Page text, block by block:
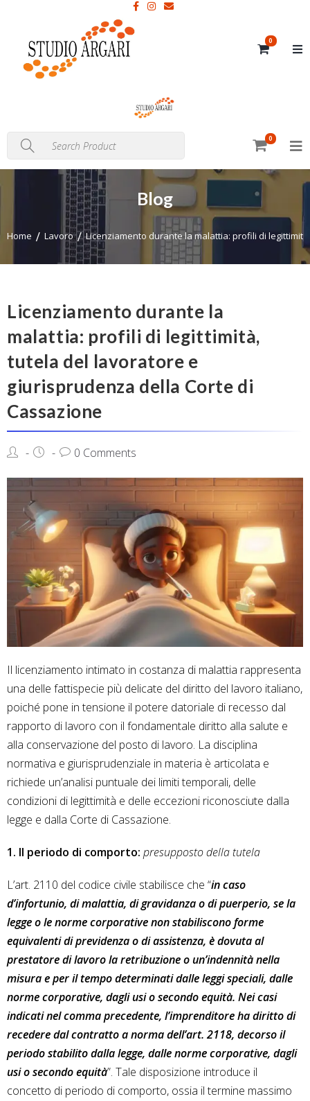
0
0
Blog
Home Lavoro Licenziamento durante la malattia: profili di
Licenziamento durante la
malattia: profili di legittimità,
tutela del lavoratore e
giurisprudenza della Corte di
Cassazione
0 Comments
Il licenziamento intimato in costanza di malattia rappresenta
una delle fattispecie più delicate del diritto del lavoro italiano,
poiché pone in tensione il potere datoriale di recesso dal
rapporto di lavoro con il fondamentale diritto alla salute e
alla conservazione del posto di lavoro. La disciplina
normativa e giurisprudenziale in materia è articolata e
richiede un’analisi puntuale dei limiti temporali, delle
condizioni di legittimità e delle eccezioni riconosciute dalla
legge e dalla Corte di Cassazione.
1. Il periodo di comporto: presupposto della tutela
L’art. 2110 del codice civile stabilisce che “in caso
d’infortunio, di malattia, di gravidanza o di puerperio, se la
legge o le norme corporative non stabiliscono forme
equivalenti di previdenza o di assistenza, è dovuta al
prestatore di lavoro la retribuzione o un’indennità nella
misura e per il tempo determinati dalle leggi speciali, dalle
norme corporative, dagli usi o secondo equità. Nei casi
indicati nel comma precedente, l’imprenditore ha diritto di
recedere dal contratto a norma dell’art. 2118, decorso il
periodo stabilito dalla legge, dalle norme corporative, dagli
usi o secondo equità”. Tale disposizione introduce il
concetto di periodo di comporto, ossia il termine massimo